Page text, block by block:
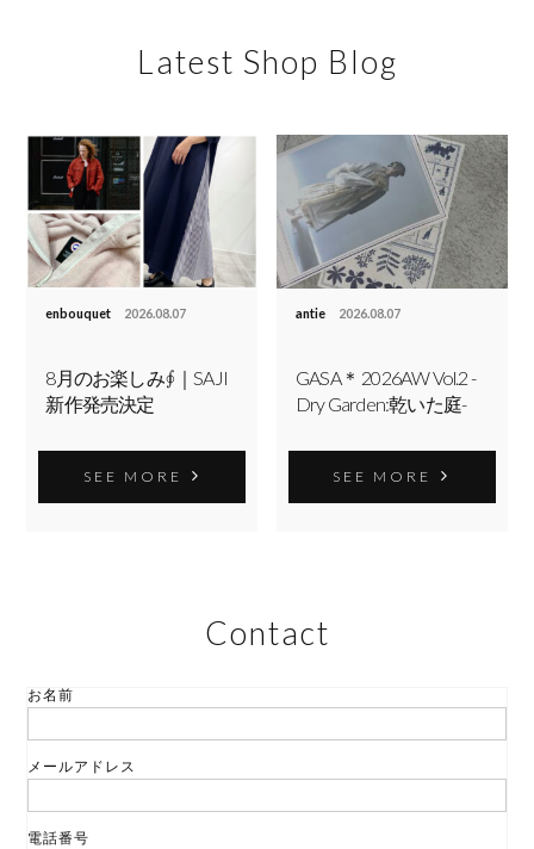
Latest Shop Blog
enbouquet 2026.08.07
8月のお楽しみ∮｜SAJI
新作発売決定
SEE MORE
antie 2026.08.07
GASA＊ 2026AW Vol.2 -
Dry Garden:乾いた庭-
SEE MORE
Contact
お名前
メールアドレス
電話番号